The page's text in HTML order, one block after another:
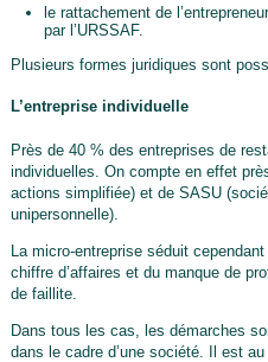
le rattachement de
par l’URSSAF.
Plusieurs formes juridiques sont
L’entreprise individuelle
Près de 40 % des entreprises de
individuelles. On compte en effet
actions simplifiée) et de SASU
unipersonnelle).
La micro-entreprise séduit
chiffre d’affaires et du manque de
de faillite.
Dans tous les cas, les démarches
dans le cadre d’une société. Il est